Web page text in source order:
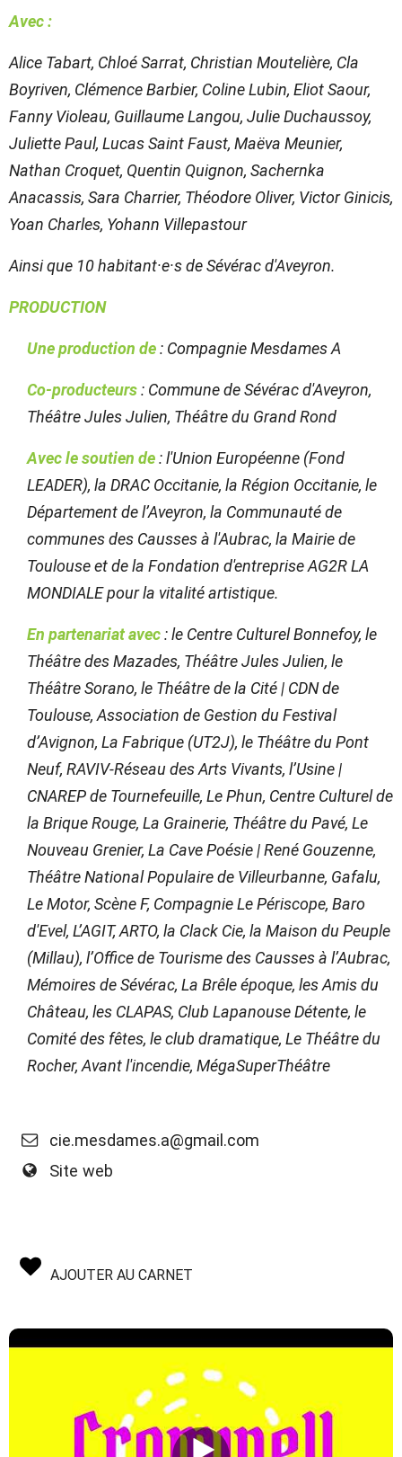
Avec :
Alice Tabart, Chloé Sarrat, Christian Moutelière, Cla
Boyriven, Clémence Barbier, Coline Lubin, Eliot Saour,
Fanny Violeau, Guillaume Langou, Julie Duchaussoy,
Juliette Paul, Lucas Saint Faust, Maëva Meunier,
Nathan Croquet, Quentin Quignon, Sachernka
Anacassis, Sara Charrier, Théodore Oliver, Victor Ginicis,
Yoan Charles, Yohann Villepastour
Ainsi que 10 habitant·e·s de Sévérac d'Aveyron.
PRODUCTION
Une production de: Compagnie Mesdames A
Co-producteurs: Commune de Sévérac d'Aveyron,
Théâtre Jules Julien, Théâtre du Grand Rond
Avec le soutien de: l'Union Européenne (Fond
LEADER), la DRAC Occitanie, la Région Occitanie, le
Département de l’Aveyron, la Communauté de
communes des Causses à l'Aubrac, la Mairie de
Toulouse et de la Fondation d'entreprise AG2R LA
MONDIALE pour la vitalité artistique.
En partenariat avec: le Centre Culturel Bonnefoy, le
Théâtre des Mazades, Théâtre Jules Julien, le
Théâtre Sorano, le Théâtre de la Cité | CDN de
Toulouse, Association de Gestion du Festival
d’Avignon, La Fabrique (UT2J), le Théâtre du Pont
Neuf, RAVIV-Réseau des Arts Vivants, l’Usine |
CNAREP de Tournefeuille, Le Phun, Centre Culturel de
la Brique Rouge, La Grainerie, Théâtre du Pavé, Le
Nouveau Grenier, La Cave Poésie | René Gouzenne,
Théâtre National Populaire de Villeurbanne, Gafalu,
Le Motor, Scène F, Compagnie Le Périscope, Baro
d'Evel, L’AGIT, ARTO, la Clack Cie, la Maison du Peuple
(Millau), l’Office de Tourisme des Causses à l’Aubrac,
Mémoires de Sévérac, La Brêle époque, les Amis du
Château, les CLAPAS, Club Lapanouse Détente, le
Comité des fêtes, le club dramatique, Le Théâtre du
Rocher, Avant l'incendie, MégaSuperThéâtre
cie.mesdames.a@gmail.com
Site web
AJOUTER AU CARNET